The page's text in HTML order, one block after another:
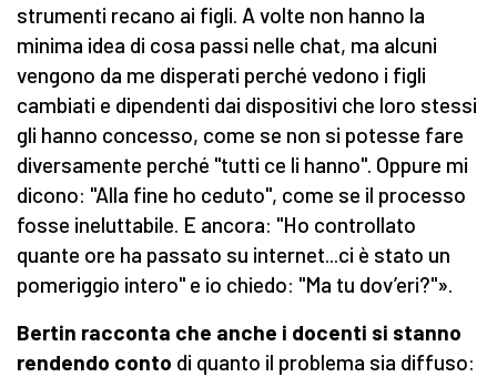
strumenti recano ai figli. A volte non hanno la
minima idea di cosa passi nelle chat, ma alcuni
vengono da me disperati perché vedono i figli
cambiati e dipendenti dai dispositivi che loro stessi
gli hanno concesso, come se non si potesse fare
diversamente perché "tutti ce li hanno". Oppure mi
dicono: "Alla fine ho ceduto", come se il processo
fosse ineluttabile. E ancora: "Ho controllato
quante ore ha passato su internet...ci è stato un
pomeriggio intero" e io chiedo: "Ma tu dov’eri?"».
Bertin racconta che anche i docenti si stanno
rendendo conto di quanto il problema sia diffuso: